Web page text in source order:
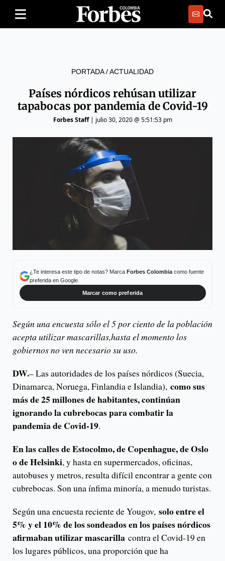
PORTADA/ACTUALIDAD
Países nórdicos rehúsan utilizar
tapabocas por pandemia de Covid-19
Forbes Staff| julio 30, 2020 @ 5:51:53 pm
¿Te interesa este tipo de notas? Marca Forbes Colombiacomo fuente
preferida en Google.
Marcar como preferida
Según una encuesta sólo el 5 por ciento de la población
acepta utilizar mascarillas,hasta el momento los
gobiernos no ven necesario su uso.
DW.– Las autoridades de los países nórdicos (Suecia,
Dinamarca, Noruega, Finlandia e Islandia), como sus
más de 25 millones de habitantes, continúan
ignorando la cubrebocas para combatir la
pandemia de Covid-19.
En las calles de Estocolmo, de Copenhague, de Oslo
o de Helsinki, y hasta en supermercados, oficinas,
autobuses y metros, resulta difícil encontrar a gente con
cubrebocas. Son una ínfima minoría, a menudo turistas.
Según una encuesta reciente de Yougov, solo entre el
5% y el 10% de los sondeados en los países nórdicos
afirmaban utilizar mascarilla contra el Covid-19 en
los lugares públicos, una proporción que ha